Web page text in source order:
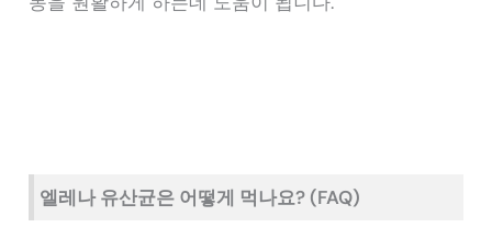
엘레나 유산균은 어떻게 먹나요? (FAQ)